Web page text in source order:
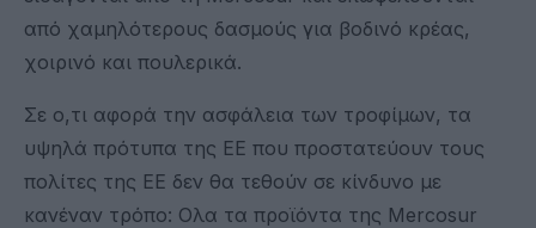
από χαμηλότερους δασμούς για βοδινό κρέας,
χοιρινό και πουλερικά.
Σε ο,τι αφορά την ασφάλεια των τροφίμων, τα
υψηλά πρότυπα της ΕΕ που προστατεύουν τους
πολίτες της ΕΕ δεν θα τεθούν σε κίνδυνο με
κανέναν τρόπο: Ολα τα προϊόντα της Mercosur